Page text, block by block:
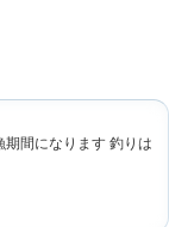
間になります 釣りは